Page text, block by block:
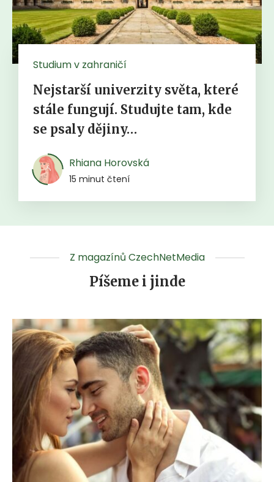
Studium v zahraničí
Nejstarší univerzity světa, které
stále fungují. Studujte tam, kde
se psaly dějiny…
Rhiana Horovská
15 minut čtení
Z magazínů CzechNetMedia
Píšeme i jinde